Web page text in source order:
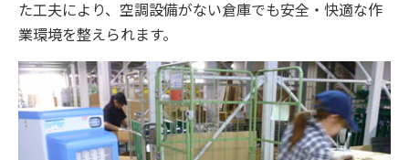
た工夫により、空調設備がない倉庫でも安全・快適な作
業環境を整えられます。